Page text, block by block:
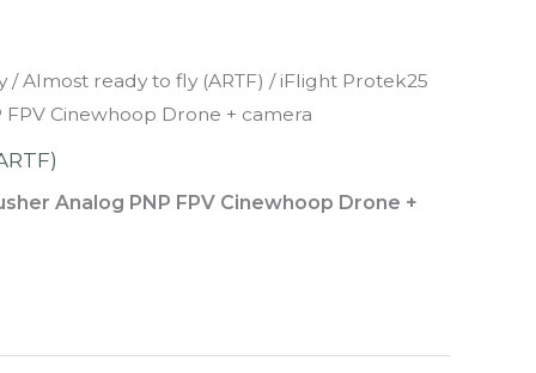
/Almost ready to fly (ARTF) / iFlight Protek25
Cinewhoop Drone + camera
Analog PNP FPV Cinewhoop Drone +